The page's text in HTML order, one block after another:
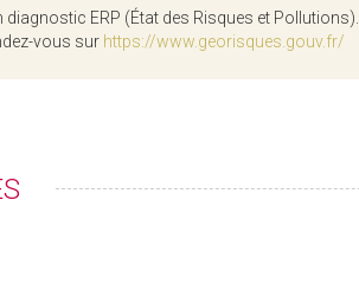
diagnostic ERP (État des Risques et Pollutions).
vous sur https://www.georisques.gouv.fr/